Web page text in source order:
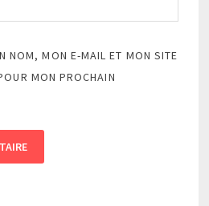
NOM, MON E-MAIL ET MON SITE
MON PROCHAIN